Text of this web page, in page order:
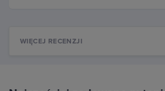
WIĘCEJ RECENZJI